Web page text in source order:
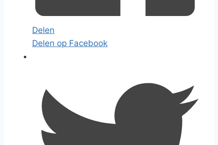
Delen
Delen op Facebook